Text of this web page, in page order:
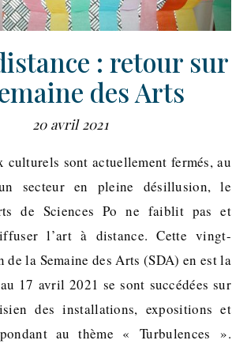
: retour sur
des Arts
20 avril 2021
secteur en pleine désillusion, le
de Sciences Po ne faiblit pas et
l’art à distance. Cette vingt-
la Semaine des Arts (SDA) en est la
17 avril 2021 se sont succédées sur
des installations, expositions et
au thème « Turbulences ».